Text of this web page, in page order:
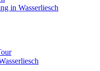
in Wasserliesch